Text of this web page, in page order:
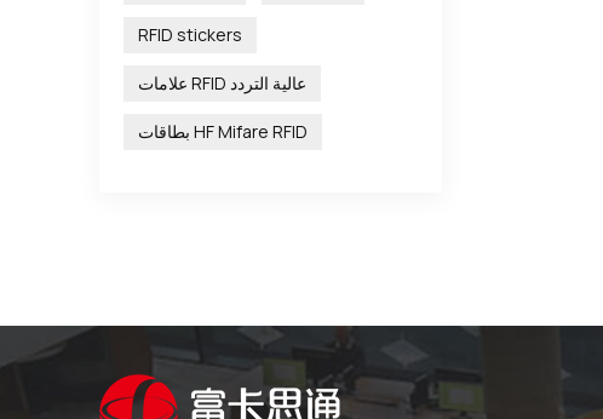
RFID stickers
علامات RFID عالية التردد
بطاقات HF Mifare RFID